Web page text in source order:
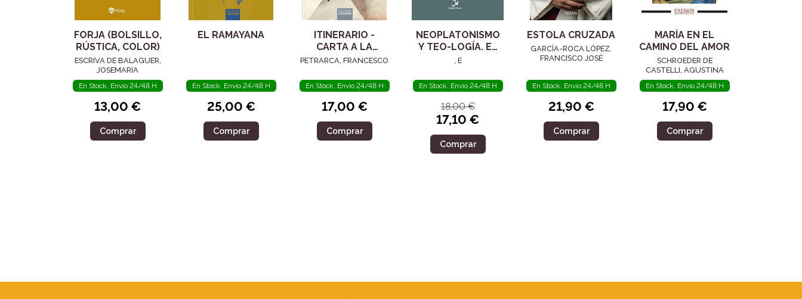
FORJA (BOLSILLO,
RÚSTICA, COLOR)
ESCRIVA DE BALAGUER,
JOSEMARIA
En Stock. Envío 24/48 H
13,00 €
Comprar
EL RAMAYANA
En Stock. Envío 24/48 H
25,00 €
Comprar
ITINERARIO -
CARTA A LA
POSTERIDAD
PETRARCA, FRANCESCO
En Stock. Envío 24/48 H
17,00 €
Comprar
NEOPLATONISMO
Y TEO-LOGÍA. EL
SIGLO IV
, E
En Stock. Envío 24/48 H
18,00 €
17,10 €
Comprar
ESTOLA CRUZADA
GARCÍA-ROCA LÓPEZ,
FRANCISCO JOSÉ
En Stock. Envío 24/48 H
21,90 €
Comprar
MARÍA EN EL
CAMINO DEL AMOR
SCHROEDER DE
CASTELLI, AGUSTINA
En Stock. Envío 24/48 H
17,90 €
Comprar